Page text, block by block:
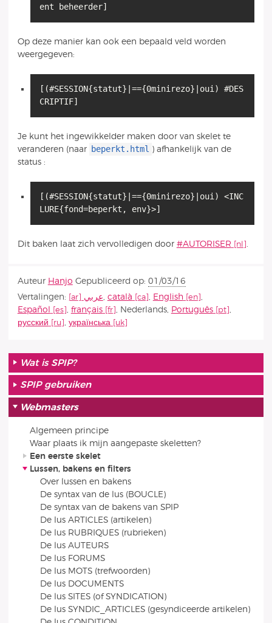
ent beheerder]
Op deze manier kan ook een bepaald veld worden
weergegeven:
[(#SESSION{statut}|=={0minirezo}|oui) #DES
CRIPTIF]
Je kunt het ingewikkelder maken door van skelet te
veranderen (naar beperkt.html ) afhankelijk van de
status :
[(#SESSION{statut}|=={0minirezo}|oui) <INC
LURE{fond=beperkt, env}>]
Dit baken laat zich vervolledigen door #AUTORISER .
Auteur Hanjo Gepubliceerd op: 01/03/16
Vertalingen:
عربي català English
Español
français Nederlands, Português
русский
українська
Wat is SPIP?
SPIP gebruiken
Webmasters
Algemeen principe
Waar plaats ik mijn aangepaste skeletten?
Een eerste skelet
Lussen, bakens en filters
Over lussen en bakens
De syntax van de lus (BOUCLE)
De syntax van de bakens van SPIP
De lus ARTICLES (artikelen)
De lus RUBRIQUES (rubrieken)
De lus AUTEURS
De lus FORUMS
De lus MOTS (trefwoorden)
De lus DOCUMENTS
De lus SITES (of SYNDICATION)
De lus SYNDIC_ARTICLES (gesyndiceerde artikelen)